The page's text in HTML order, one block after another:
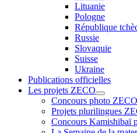
Lituanie
Pologne
République
Russie
Slovaquie
Suisse
Ukraine
Publications officielles
Les projets ZECO
Concours photo
Projets plurilingues
Concours Kamishibaï